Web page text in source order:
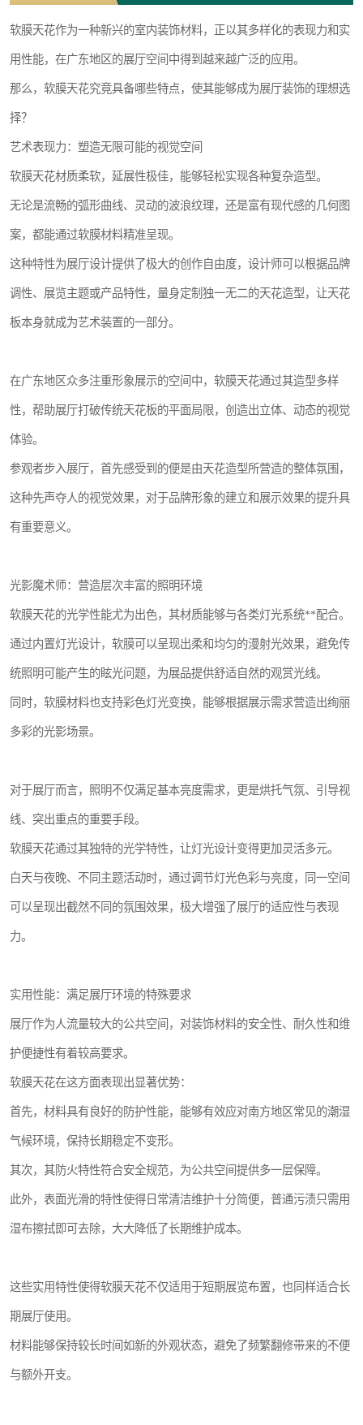
软膜天花作为一种新兴的室内装饰材料，正以其多样化的表现力和实
用性能，在广东地区的展厅空间中得到越来越广泛的应用。
那么，软膜天花究竟具备哪些特点，使其能够成为展厅装饰的理想选
择？
艺术表现力：塑造无限可能的视觉空间
软膜天花材质柔软，延展性极佳，能够轻松实现各种复杂造型。
无论是流畅的弧形曲线、灵动的波浪纹理，还是富有现代感的几何图
案，都能通过软膜材料精准呈现。
这种特性为展厅设计提供了极大的创作自由度，设计师可以根据品牌
调性、展览主题或产品特性，量身定制独一无二的天花造型，让天花
板本身就成为艺术装置的一部分。
在广东地区众多注重形象展示的空间中，软膜天花通过其造型多样
性，帮助展厅打破传统天花板的平面局限，创造出立体、动态的视觉
体验。
参观者步入展厅，首先感受到的便是由天花造型所营造的整体氛围，
这种先声夺人的视觉效果，对于品牌形象的建立和展示效果的提升具
有重要意义。
光影魔术师：营造层次丰富的照明环境
软膜天花的光学性能尤为出色，其材质能够与各类灯光系统**配合。
通过内置灯光设计，软膜可以呈现出柔和均匀的漫射光效果，避免传
统照明可能产生的眩光问题，为展品提供舒适自然的观赏光线。
同时，软膜材料也支持彩色灯光变换，能够根据展示需求营造出绚丽
多彩的光影场景。
对于展厅而言，照明不仅满足基本亮度需求，更是烘托气氛、引导视
线、突出重点的重要手段。
软膜天花通过其独特的光学特性，让灯光设计变得更加灵活多元。
白天与夜晚、不同主题活动时，通过调节灯光色彩与亮度，同一空间
可以呈现出截然不同的氛围效果，极大增强了展厅的适应性与表现
力。
实用性能：满足展厅环境的特殊要求
展厅作为人流量较大的公共空间，对装饰材料的安全性、耐久性和维
护便捷性有着较高要求。
软膜天花在这方面表现出显著优势：
首先，材料具有良好的防护性能，能够有效应对南方地区常见的潮湿
气候环境，保持长期稳定不变形。
其次，其防火特性符合安全规范，为公共空间提供多一层保障。
此外，表面光滑的特性使得日常清洁维护十分简便，普通污渍只需用
湿布擦拭即可去除，大大降低了长期维护成本。
这些实用特性使得软膜天花不仅适用于短期展览布置，也同样适合长
期展厅使用。
材料能够保持较长时间如新的外观状态，避免了频繁翻修带来的不便
与额外开支。